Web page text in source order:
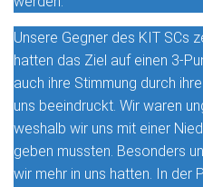
Unsere Gegner des KIT SCs
hatten das Ziel auf einen 3-
auch ihre Stimmung durch
uns beeindruckt. Wir waren
weshalb wir uns mit einer
geben mussten. Besonders
wir mehr in uns hatten. In der